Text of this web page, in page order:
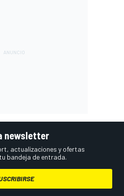
newsletter
actualizaciones y ofertas
bandeja de entrada.